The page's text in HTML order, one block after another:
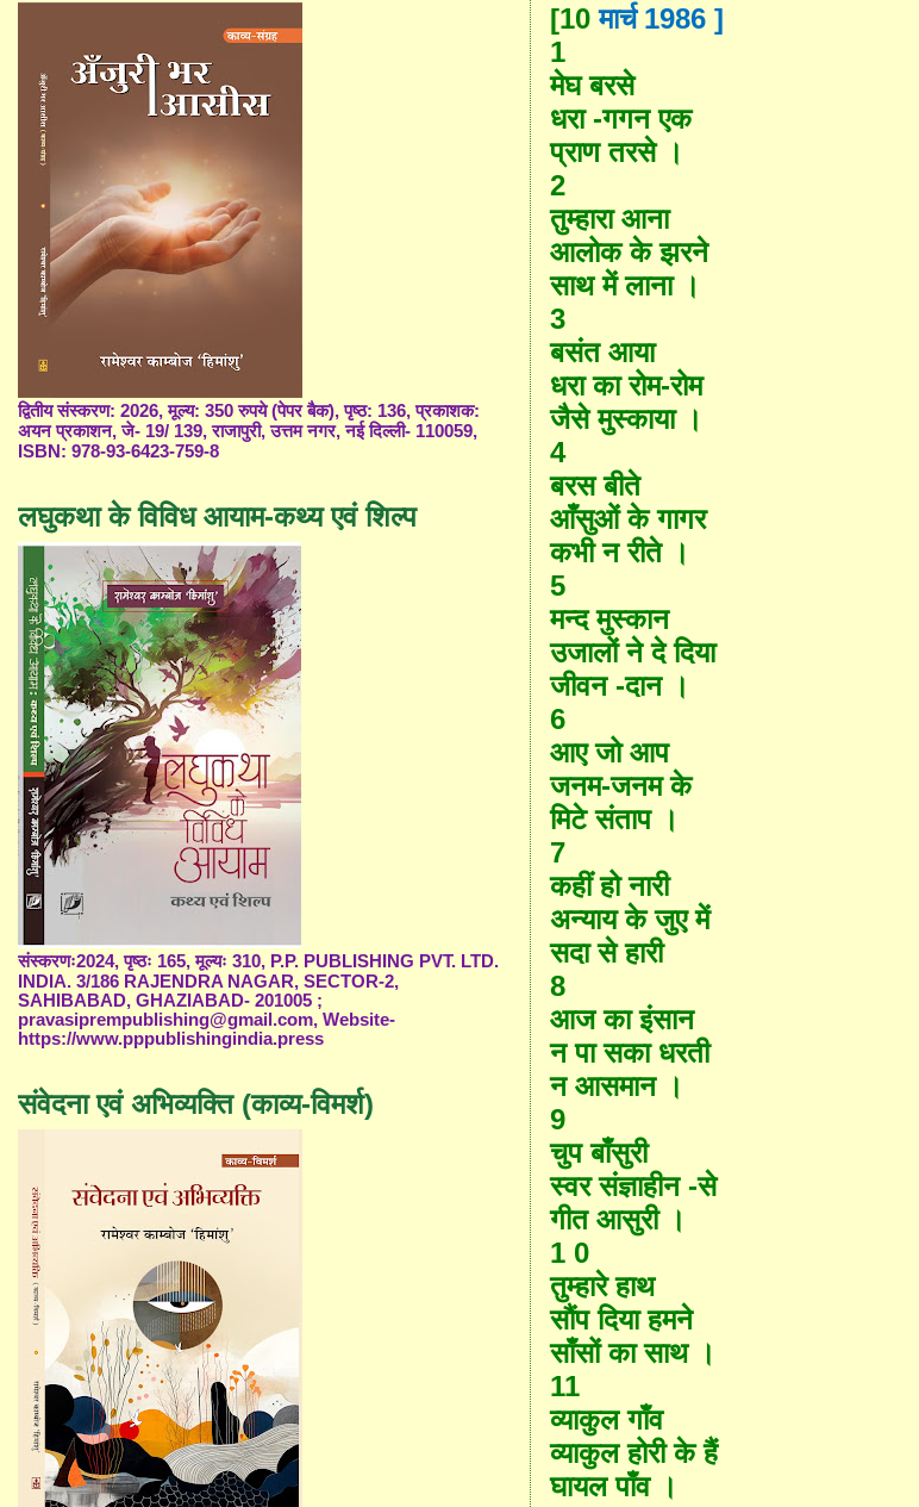
[10मार्च1986 ]
1
मेघ बरसे
धरा -गगन एक
प्राण तरसे ।
2
तुम्हारा आना
आलोक के झरने
साथ में लाना ।
3
बसंत आया
धरा का रोम-रोम
जैसे मुस्काया ।
4
बरस बीते
आँसुओं के गागर
कभी न रीते ।
5
मन्द मुस्कान
उजालों ने दे दिया
जीवन -दान ।
6
आए जो आप
जनम-जनम के
मिटे संताप ।
7
कहीं हो नारी
अन्याय के जुए में
सदा से हारी
8
आज का इंसान
न पा सका धरती
न आसमान ।
9
चुप बाँसुरी
स्वर संज्ञाहीन -से
गीत आसुरी ।
1 0
तुम्हारे हाथ
सौंप दिया हमने
साँसों का साथ ।
11
व्याकुल गाँव
व्याकुल होरी के हैं
घायल पाँव ।
द्वितीय संस्करण: 2026, मूल्य: 350 रुपये (पेपर बैक), पृष्ठ: 136, प्रकाशक:
अयन प्रकाशन, जे- 19/ 139, राजापुरी, उत्तम नगर, नई दिल्ली- 110059,
ISBN: 978-93-6423-759-8
लघुकथा के विविध आयाम-कथ्य एवं शिल्प
संस्करणः2024, पृष्ठः 165, मूल्यः 310, P.P. PUBLISHING PVT. LTD.
INDIA. 3/186 RAJENDRA NAGAR, SECTOR-2,
SAHIBABAD, GHAZIABAD- 201005 ;
pravasiprempublishing@gmail.com, Website-
https://www.pppublishingindia.press
संवेदना एवं अभिव्यक्ति (काव्य-विमर्श)